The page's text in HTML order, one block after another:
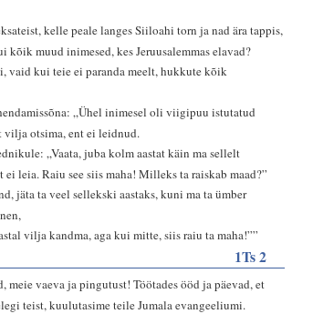
kelle peale langes Siiloahi torn ja nad ära tappis,
kõik muud inimesed, kes Jeruusalemmas elavad?
vaid kui teie ei paranda meelt, hukkute kõik
„Ühel inimesel oli viigipuu istutatud
otsima, ent ei leidnud.
„Vaata, juba kolm aastat käin ma sellelt
leia. Raiu see siis maha! Milleks ta raiskab maad?”
jäta ta veel sellekski aastaks, kuni ma ta ümber
vilja kandma, aga kui mitte, siis raiu ta maha!””
1Ts 2
meie vaeva ja pingutust! Töötades ööd ja päevad, et
teist, kuulutasime teile Jumala evangeeliumi.